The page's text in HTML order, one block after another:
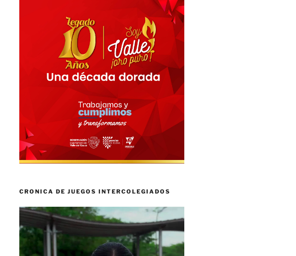
CRONICA DE JUEGOS INTERCOLEGIADOS
Reproductor
vídeo